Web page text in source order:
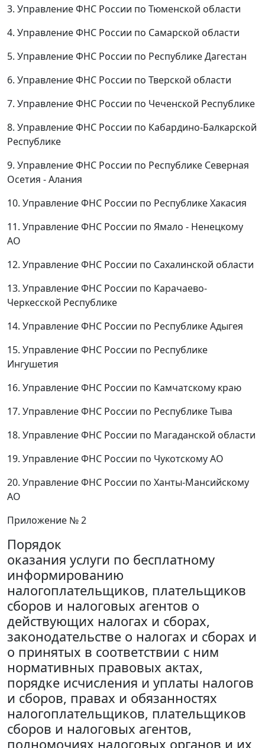
3. Управление ФНС России по Тюменской области
4. Управление ФНС России по Самарской области
5. Управление ФНС России по Республике Дагестан
6. Управление ФНС России по Тверской области
7. Управление ФНС России по Чеченской Республике
8. Управление ФНС России по Кабардино-Балкарской
Республике
9. Управление ФНС России по Республике Северная
Осетия - Алания
10. Управление ФНС России по Республике Хакасия
11. Управление ФНС России по Ямало - Ненецкому
АО
12. Управление ФНС России по Сахалинской области
13. Управление ФНС России по Карачаево-
Черкесской Республике
14. Управление ФНС России по Республике Адыгея
15. Управление ФНС России по Республике
Ингушетия
16. Управление ФНС России по Камчатскому краю
17. Управление ФНС России по Республике Тыва
18. Управление ФНС России по Магаданской области
19. Управление ФНС России по Чукотскому АО
20. Управление ФНС России по Ханты-Мансийскому
АО
Приложение № 2
Порядок
оказания услуги по бесплатному
информированию
налогоплательщиков, плательщиков
сборов и налоговых агентов о
действующих налогах и сборах,
законодательстве о налогах и сборах и
о принятых в соответствии с ним
нормативных правовых актах,
порядке исчисления и уплаты налогов
и сборов, правах и обязанностях
налогоплательщиков, плательщиков
сборов и налоговых агентов,
полномочиях налоговых органов и их